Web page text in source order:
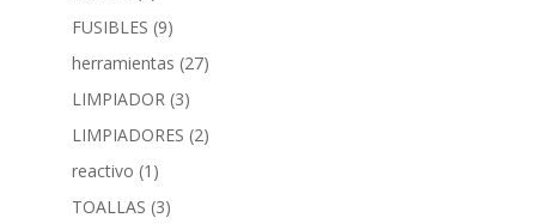
FUSIBLES (9)
herramientas (27)
LIMPIADOR (3)
LIMPIADORES (2)
reactivo (1)
TOALLAS (3)